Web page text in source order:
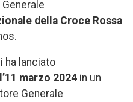
della Croce Rossa
ha lanciato
marzo 2024 in un
Generale